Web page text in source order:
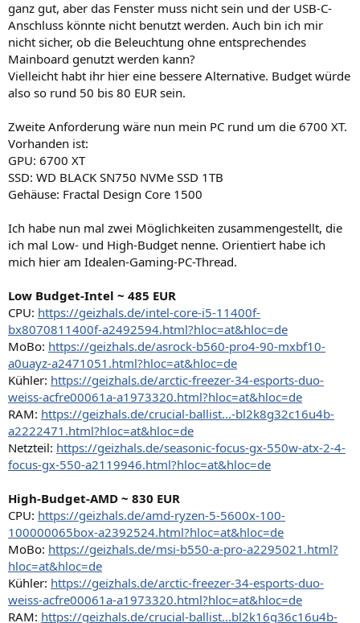
ganz gut, aber das Fenster muss nicht sein und der USB-C-
Anschluss könnte nicht benutzt werden. Auch bin ich mir
nicht sicher, ob die Beleuchtung ohne entsprechendes
Mainboard genutzt werden kann?
Vielleicht habt ihr hier eine bessere Alternative. Budget würde
also so rund 50 bis 80 EUR sein.
Zweite Anforderung wäre nun mein PC rund um die 6700 XT.
Vorhanden ist:
GPU: 6700 XT
SSD: WD BLACK SN750 NVMe SSD 1TB
Gehäuse: Fractal Design Core 1500
Ich habe nun mal zwei Möglichkeiten zusammengestellt, die
ich mal Low- und High-Budget nenne. Orientiert habe ich
mich hier am Idealen-Gaming-PC-Thread.
Low Budget-Intel ~ 485 EUR
CPU: https://geizhals.de/intel-core-i5-11400f-
bx8070811400f-a2492594.html?hloc=at&hloc=de
MoBo: https://geizhals.de/asrock-b560-pro4-90-mxbf10-
a0uayz-a2471051.html?hloc=at&hloc=de
Kühler: https://geizhals.de/arctic-freezer-34-esports-duo-
weiss-acfre00061a-a1973320.html?hloc=at&hloc=de
RAM: https://geizhals.de/crucial-ballist...-bl2k8g32c16u4b-
a2222471.html?hloc=at&hloc=de
Netzteil: https://geizhals.de/seasonic-focus-gx-550w-atx-2-4-
focus-gx-550-a2119946.html?hloc=at&hloc=de
High-Budget-AMD ~ 830 EUR
CPU: https://geizhals.de/amd-ryzen-5-5600x-100-
100000065box-a2392524.html?hloc=at&hloc=de
MoBo: https://geizhals.de/msi-b550-a-pro-a2295021.html?
hloc=at&hloc=de
Kühler: https://geizhals.de/arctic-freezer-34-esports-duo-
weiss-acfre00061a-a1973320.html?hloc=at&hloc=de
RAM: https://geizhals.de/crucial-ballist...bl2k16g36c16u4b-